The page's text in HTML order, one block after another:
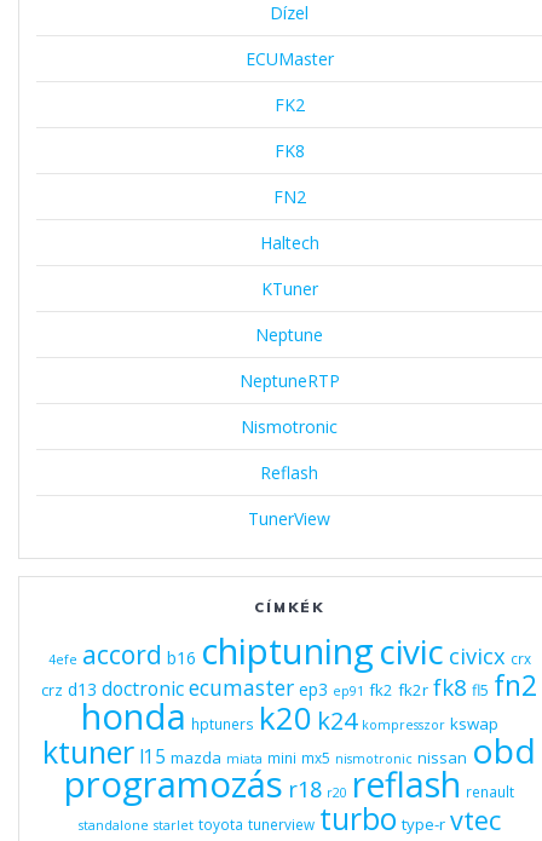
Dízel
ECUMaster
FK2
FK8
FN2
Haltech
KTuner
Neptune
NeptuneRTP
Nismotronic
Reflash
TunerView
CÍMKÉK
4efe accord b16 chiptuningcivic civicx crx
crz d13 doctronicecumaster ep3 ep91 fk2 fk2r fk8 fl5 fn2
honda hptuners k20 k24 kompresszor kswap
ktuner l15 mazda miata mini mx5 nismotronic nissan obd
programozás r18 r20 reflash renault
standalone starlet toyota tunerview turbo type-r vtec